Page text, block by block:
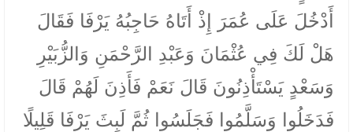
أَدْخُلَ عَلَى عُمَرَ إِذْ أَتَاهُ حَاجِبُهُ يَرْفَا فَقَالَ
هَلْ لَكَ فِي عُثْمَانَ وَعَبْدِ الرَّحْمَنِ وَالزُّبَيْرِ
وَسَعْدٍ يَسْتَأْذِنُونَ قَالَ نَعَمْ فَأَذِنَ لَهُمْ قَالَ
فَدَخَلُوا وَسَلَّمُوا فَجَلَسُوا ثُمَّ لَبِثَ يَرْفَا قَلِيلًا